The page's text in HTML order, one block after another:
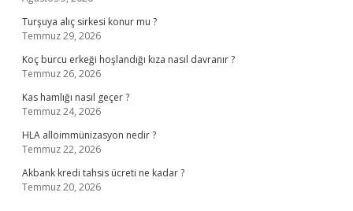
Turşuya alıç sirkesi konur mu ?
Temmuz 29, 2026
Koç burcu erkeği hoşlandığı kıza nasıl davranır ?
Temmuz 26, 2026
Kas hamlığı nasıl geçer ?
Temmuz 24, 2026
HLA alloimmünizasyon nedir ?
Temmuz 22, 2026
Akbank kredi tahsis ücreti ne kadar ?
Temmuz 20, 2026